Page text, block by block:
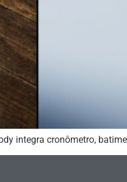
integra cronômetro,